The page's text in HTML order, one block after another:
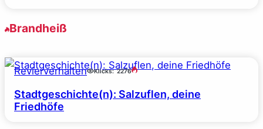
Brandheiß
Revierverhalten Klicks: 2276
Stadtgeschichte(n): Salzuflen, deine
Friedhöfe